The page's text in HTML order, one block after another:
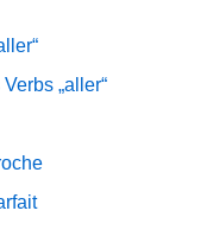
„aller“